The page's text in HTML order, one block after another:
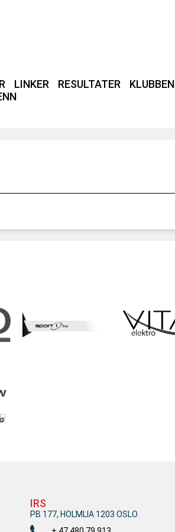
LINKER RESULTATER KLUBBEN
IRS
PB 177, HOLMLIA 1203 OSLO